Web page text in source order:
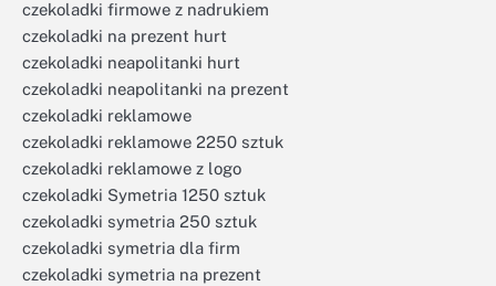
czekoladki firmowe z nadrukiem
czekoladki na prezent hurt
czekoladki neapolitanki hurt
czekoladki neapolitanki na prezent
czekoladki reklamowe
czekoladki reklamowe 2250 sztuk
czekoladki reklamowe z logo
czekoladki Symetria 1250 sztuk
czekoladki symetria 250 sztuk
czekoladki symetria dla firm
czekoladki symetria na prezent